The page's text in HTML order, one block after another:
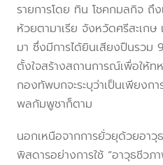
รายการโดย ทิน โชคกมลกิจ
ห้วยตามาเรีย จังหวัดศรีสะเก
มา ซึ่งมีการได้ยินเสียงปืนรวม
ตั้งใจสร้างสถานการณ์เพื่อให้ท
กองทัพบกจะระบุว่าเป็นเพียงก
พลกัมพูชาก็ตาม
นอกเหนือจากการยั่วยุด้วยอา
พิสดารอย่างการใช้ “อาวุธชีวภ